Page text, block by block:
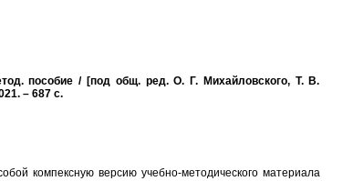
пособие / [под общ. ред. О. Г. Михайловского, Т. В.
– 687 с.
компексную версию учебно-методического материала